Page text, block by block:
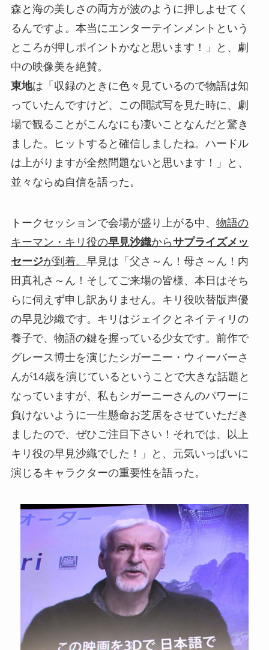
森と海の美しさの両方が波のように押しよせてく
るんですよ。本当にエンターテインメントという
ところが押しポイントかなと思います！」と、劇
中の映像美を絶賛。
東地は「収録のときに色々見ているので物語は知
っていたんですけど、この間試写を見た時に、劇
場で観ることがこんなにも凄いことなんだと驚き
ました。ヒットすると確信しましたね。ハードル
は上がりますが全然問題ないと思います！」と、
並々ならぬ自信を語った。
トークセッションで会場が盛り上がる中、 物語の
キーマン・キリ役の早見沙織からサプライズメッ
セージが到着。 早見は「父さ～ん！母さ～ん！内
田真礼さ～ん！そしてご来場の皆様、本日はそち
らに伺えず申し訳ありません。キリ役吹替版声優
の早見沙織です。キリはジェイクとネイティリの
養子で、物語の鍵を握っている少女です。前作で
グレース博士を演じたシガーニー・ウィーバーさ
んが14歳を演じているということで大きな話題と
なっていますが、私もシガーニーさんのパワーに
負けないように一生懸命お芝居をさせていただき
ましたので、ぜひご注目下さい！それでは、以上
キリ役の早見沙織でした！」と、元気いっぱいに
演じるキャラクターの重要性を語った。